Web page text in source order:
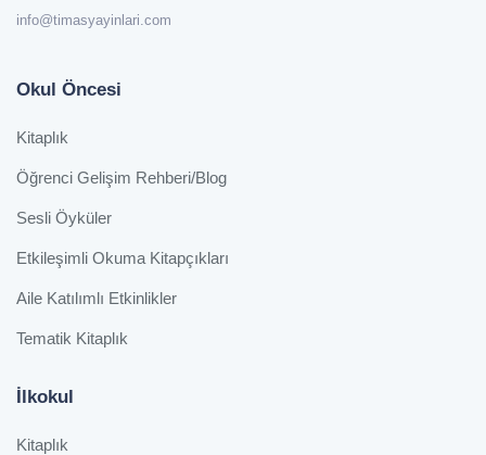
info@timasyayinlari.com
Okul Öncesi
Kitaplık
Öğrenci Gelişim Rehberi/Blog
Sesli Öyküler
Etkileşimli Okuma Kitapçıkları
Aile Katılımlı Etkinlikler
Tematik Kitaplık
İlkokul
Kitaplık